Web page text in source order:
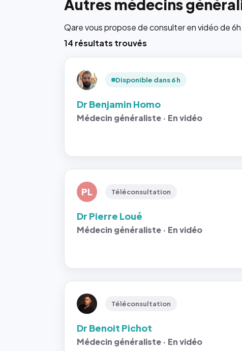
Autres médecins
Qare vous propose de consulter en vidéo de 6h
14 résultats trouvés
Disponible dans 6 h
Dr Benjamin Homo
Médecin généraliste · En vidéo
PL Téléconsultation
Dr Pierre Loué
Médecin généraliste · En vidéo
Téléconsultation
Dr Benoit Pichot
Médecin généraliste · En vidéo